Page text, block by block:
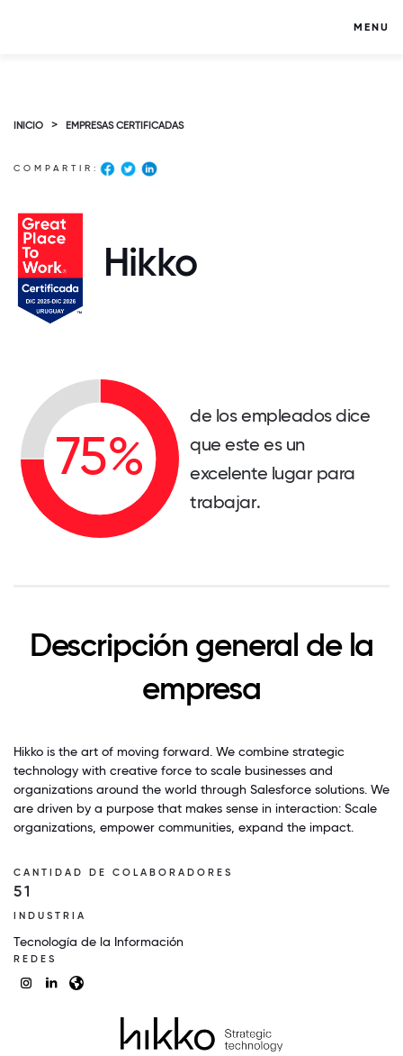
MENU
INICIO > EMPRESAS CERTIFICADAS
COMPARTIR:
Hikko
de los empleados dice
que este es un
excelente lugar para
trabajar.
Descripción general de la
empresa
Hikko is the art of moving forward. We combine strategic
technology with creative force to scale businesses and
organizations around the world through Salesforce solutions. We
are driven by a purpose that makes sense in interaction: Scale
organizations, empower communities, expand the impact.
CANTIDAD DE COLABORADORES
51
INDUSTRIA
Tecnología de la Información
REDES